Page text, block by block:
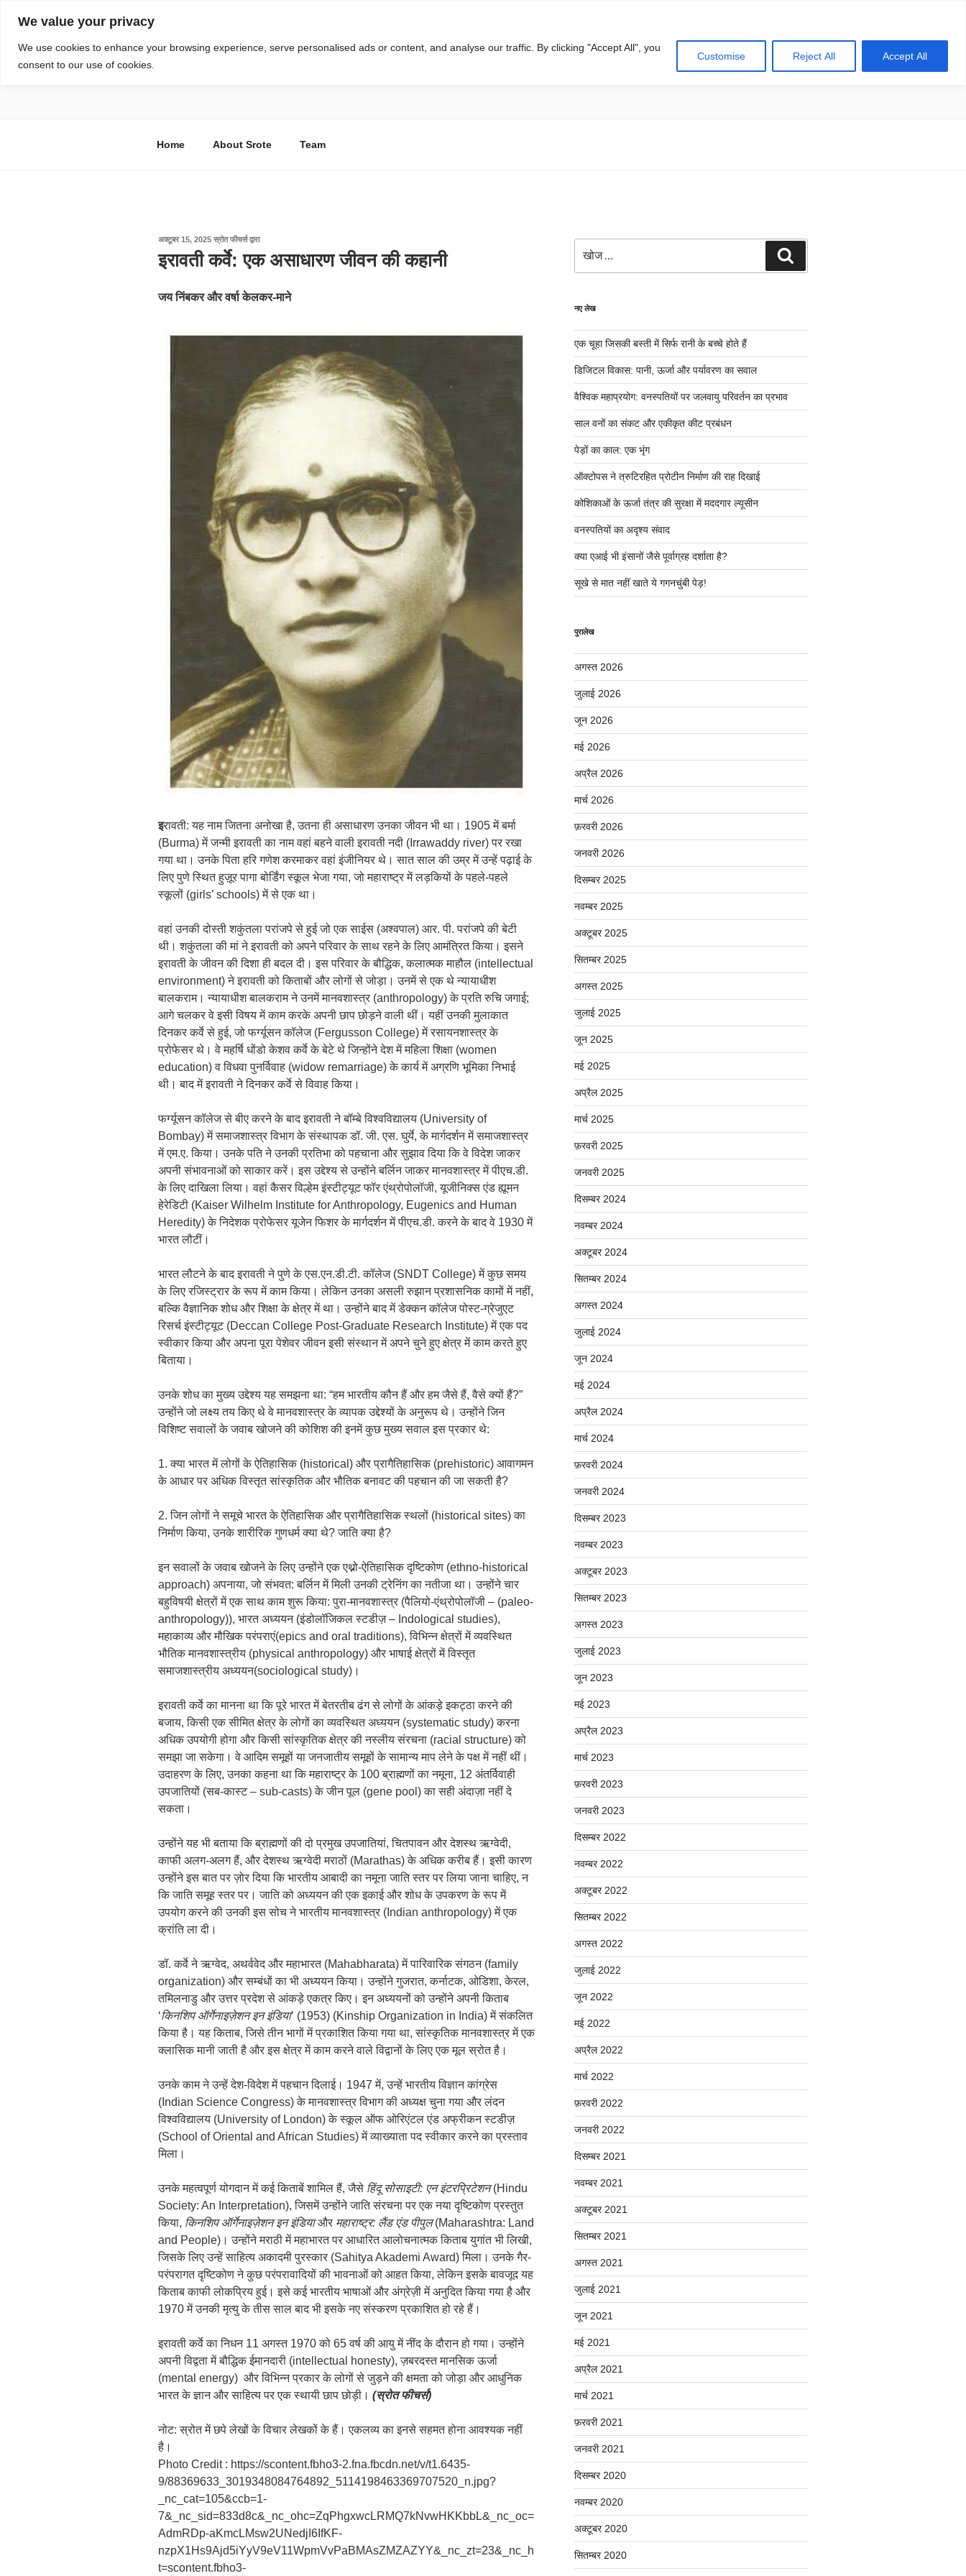
We value your privacy
We use cookies to enhance your browsing experience, serve personalised ads or content, and analyse our traffic. By clicking "Accept All", you
consent to our use of cookies.
Customise Reject All Accept All
स्रोत
Home About Srote Team
अक्टूबर 15, 2025 पर
प्रकाशित
किया
स्रोत फीचर्सद्वारा
इरावती कर्वे: एक असाधारण जीवन की कहानी
जय निंबकर और वर्षा केलकर-माने
इरावती: यह नाम जितना अनोखा है, उतना ही असाधारण उनका जीवन भी था। 1905 में बर्मा
(Burma) में जन्मी इरावती का नाम वहां बहने वाली इरावती नदी (Irrawaddy river) पर रखा
गया था। उनके पिता हरि गणेश करमाकर वहां इंजीनियर थे। सात साल की उम्र में उन्हें पढ़ाई के
लिए पुणे स्थित हुज़ूर पागा बोर्डिंग स्कूल भेजा गया, जो महाराष्ट्र में लड़कियों के पहले-पहले
स्कूलों (girls’ schools) में से एक था।
वहां उनकी दोस्ती शकुंतला परांजपे से हुई जो एक साईस (अश्वपाल) आर. पी. परांजपे की बेटी
थी। शकुंतला की मां ने इरावती को अपने परिवार के साथ रहने के लिए आमंत्रित किया। इसने
इरावती के जीवन की दिशा ही बदल दी। इस परिवार के बौद्धिक, कलात्मक माहौल (intellectual
environment) ने इरावती को किताबों और लोगों से जोड़ा। उनमें से एक थे न्यायाधीश
बालकराम। न्यायाधीश बालकराम ने उनमें मानवशास्त्र (anthropology) के प्रति रुचि जगाई;
आगे चलकर वे इसी विषय में काम करके अपनी छाप छोड़ने वाली थीं। यहीं उनकी मुलाकात
दिनकर कर्वे से हुई, जो फर्ग्यूसन कॉलेज (Fergusson College) में रसायनशास्त्र के
प्रोफेसर थे। वे महर्षि धोंडो केशव कर्वे के बेटे थे जिन्होंने देश में महिला शिक्षा (women
education) व विधवा पुनर्विवाह (widow remarriage) के कार्य में अग्रणि भूमिका निभाई
थी। बाद में इरावती ने दिनकर कर्वे से विवाह किया।
फर्ग्यूसन कॉलेज से बीए करने के बाद इरावती ने बॉम्बे विश्वविद्यालय (University of
Bombay) में समाजशास्त्र विभाग के संस्थापक डॉ. जी. एस. घुर्ये, के मार्गदर्शन में समाजशास्त्र
में एम.ए. किया। उनके पति ने उनकी प्रतिभा को पहचाना और सुझाव दिया कि वे विदेश जाकर
अपनी संभावनाओं को साकार करें। इस उद्देश्य से उन्होंने बर्लिन जाकर मानवशास्त्र में पीएच.डी.
के लिए दाखिला लिया। वहां कैसर विल्हेम इंस्टीट्यूट फॉर एंथ्रोपोलॉजी, यूजीनिक्स एंड ह्यूमन
हेरेडिटी (Kaiser Wilhelm Institute for Anthropology, Eugenics and Human
Heredity) के निदेशक प्रोफेसर यूजेन फिशर के मार्गदर्शन में पीएच.डी. करने के बाद वे 1930 में
भारत लौटीं।
भारत लौटने के बाद इरावती ने पुणे के एस.एन.डी.टी. कॉलेज (SNDT College) में कुछ समय
के लिए रजिस्ट्रार के रूप में काम किया। लेकिन उनका असली रुझान प्रशासनिक कामों में नहीं,
बल्कि वैज्ञानिक शोध और शिक्षा के क्षेत्र में था। उन्होंने बाद में डेक्कन कॉलेज पोस्ट-ग्रेजुएट
रिसर्च इंस्टीट्यूट (Deccan College Post-Graduate Research Institute) में एक पद
स्वीकार किया और अपना पूरा पेशेवर जीवन इसी संस्थान में अपने चुने हुए क्षेत्र में काम करते हुए
बिताया।
उनके शोध का मुख्य उद्देश्य यह समझना था: “हम भारतीय कौन हैं और हम जैसे हैं, वैसे क्यों हैं?”
उन्होंने जो लक्ष्य तय किए थे वे मानवशास्त्र के व्यापक उद्देश्यों के अनुरूप थे। उन्होंने जिन
विशिष्ट सवालों के जवाब खोजने की कोशिश की इनमें कुछ मुख्य सवाल इस प्रकार थे:
1. क्या भारत में लोगों के ऐतिहासिक (historical) और प्रागैतिहासिक (prehistoric) आवागमन
के आधार पर अधिक विस्तृत सांस्कृतिक और भौतिक बनावट की पहचान की जा सकती है?
2. जिन लोगों ने समूचे भारत के ऐतिहासिक और प्रागैतिहासिक स्थलों (historical sites) का
निर्माण किया, उनके शारीरिक गुणधर्म क्या थे? जाति क्या है?
इन सवालों के जवाब खोजने के लिए उन्होंने एक एथ्नो-ऐतिहासिक दृष्टिकोण (ethno-historical
approach) अपनाया, जो संभवत: बर्लिन में मिली उनकी ट्रेनिंग का नतीजा था। उन्होंने चार
बहुविषयी क्षेत्रों में एक साथ काम शुरू किया: पुरा-मानवशास्त्र (पैलियो-एंथ्रोपोलॉजी – (paleo-
anthropology)), भारत अध्ययन (इंडोलॉजिकल स्टडीज़ – Indological studies),
महाकाव्य और मौखिक परंपराएं(epics and oral traditions), विभिन्न क्षेत्रों में व्यवस्थित
भौतिक मानवशास्त्रीय (physical anthropology) और भाषाई क्षेत्रों में विस्तृत
समाजशास्त्रीय अध्ययन(sociological study)।
इरावती कर्वे का मानना था कि पूरे भारत में बेतरतीब ढंग से लोगों के आंकड़े इकट्ठा करने की
बजाय, किसी एक सीमित क्षेत्र के लोगों का व्यवस्थित अध्ययन (systematic study) करना
अधिक उपयोगी होगा और किसी सांस्कृतिक क्षेत्र की नस्लीय संरचना (racial structure) को
समझा जा सकेगा। वे आदिम समूहों या जनजातीय समूहों के सामान्य माप लेने के पक्ष में नहीं थीं।
उदाहरण के लिए, उनका कहना था कि महाराष्ट्र के 100 ब्राह्मणों का नमूना, 12 अंतर्विवाही
उपजातियों (सब-कास्ट – sub-casts) के जीन पूल (gene pool) का सही अंदाज़ा नहीं दे
सकता।
उन्होंने यह भी बताया कि ब्राह्मणों की दो प्रमुख उपजातियां, चितपावन और देशस्थ ऋग्वेदी,
काफी अलग-अलग हैं, और देशस्थ ऋग्वेदी मराठों (Marathas) के अधिक करीब हैं। इसी कारण
उन्होंने इस बात पर ज़ोर दिया कि भारतीय आबादी का नमूना जाति स्तर पर लिया जाना चाहिए, न
कि जाति समूह स्तर पर। जाति को अध्ययन की एक इकाई और शोध के उपकरण के रूप में
उपयोग करने की उनकी इस सोच ने भारतीय मानवशास्त्र (Indian anthropology) में एक
क्रांति ला दी।
डॉ. कर्वे ने ऋग्वेद, अथर्ववेद और महाभारत (Mahabharata) में पारिवारिक संगठन (family
organization) और सम्बंधों का भी अध्ययन किया। उन्होंने गुजरात, कर्नाटक, ओडिशा, केरल,
तमिलनाडु और उत्तर प्रदेश से आंकड़े एकत्र किए। इन अध्ययनों को उन्होंने अपनी किताब
‘किनशिप ऑर्गेनाइज़ेशन इन इंडिया’ (1953) (Kinship Organization in India) में संकलित
किया है। यह किताब, जिसे तीन भागों में प्रकाशित किया गया था, सांस्कृतिक मानवशास्त्र में एक
क्लासिक मानी जाती है और इस क्षेत्र में काम करने वाले विद्वानों के लिए एक मूल स्रोत है।
उनके काम ने उन्हें देश-विदेश में पहचान दिलाई। 1947 में, उन्हें भारतीय विज्ञान कांग्रेस
(Indian Science Congress) के मानवशास्त्र विभाग की अध्यक्ष चुना गया और लंदन
विश्वविद्यालय (University of London) के स्कूल ऑफ ओरिएंटल एंड अफ्रीकन स्टडीज़
(School of Oriental and African Studies) में व्याख्याता पद स्वीकार करने का प्रस्ताव
मिला।
उनके महत्वपूर्ण योगदान में कई किताबें शामिल हैं, जैसे हिंदू सोसाइटी: एन इंटरप्रिटेशन(Hindu
Society: An Interpretation), जिसमें उन्होंने जाति संरचना पर एक नया दृष्टिकोण प्रस्तुत
किया, किनशिप ऑर्गेनाइज़ेशन इन इंडियाऔर महाराष्ट्र: लैंड एंड पीपुल(Maharashtra: Land
and People)। उन्होंने मराठी में महाभारत पर आधारित आलोचनात्मक किताब युगांत भी लिखी,
जिसके लिए उन्हें साहित्य अकादमी पुरस्कार (Sahitya Akademi Award) मिला। उनके गैर-
परंपरागत दृष्टिकोण ने कुछ परंपरावादियों की भावनाओं को आहत किया, लेकिन इसके बावजूद यह
किताब काफी लोकप्रिय हुई। इसे कई भारतीय भाषाओं और अंग्रेज़ी में अनुदित किया गया है और
1970 में उनकी मृत्यु के तीस साल बाद भी इसके नए संस्करण प्रकाशित हो रहे हैं।
इरावती कर्वे का निधन 11 अगस्त 1970 को 65 वर्ष की आयु में नींद के दौरान हो गया। उन्होंने
अपनी विद्वता में बौद्धिक ईमानदारी (intellectual honesty), ज़बरदस्त मानसिक ऊर्जा
(mental energy) और विभिन्न प्रकार के लोगों से जुड़ने की क्षमता को जोड़ा और आधुनिक
भारत के ज्ञान और साहित्य पर एक स्थायी छाप छोड़ी। (स्रोत फीचर्स)
नोट: स्रोत में छपे लेखों के विचार लेखकों के हैं। एकलव्य का इनसे सहमत होना आवश्यक नहीं
है।
Photo Credit : https://scontent.fbho3-2.fna.fbcdn.net/v/t1.6435-
9/88369633_3019348084764892_5114198463369707520_n.jpg?
_nc_cat=105&ccb=1-
7&_nc_sid=833d8c&_nc_ohc=ZqPhgxwcLRMQ7kNvwHKKbbL&_nc_oc=
AdmRDp-aKmcLMsw2UNedjI6IfKF-
nzpX1Hs9Ajd5iYyV9eV11WpmVvPaBMAsZMZAZYY&_nc_zt=23&_nc_h
t=scontent.fbho3-
नए लेख
एक चूहा जिसकी बस्ती में सिर्फ रानी के बच्चे होते हैं
डिजिटल विकास: पानी, ऊर्जा और पर्यावरण का सवाल
वैश्विक महाप्रयोग: वनस्पतियों पर जलवायु परिवर्तन का प्रभाव
साल वनों का संकट और एकीकृत कीट प्रबंधन
पेड़ों का काल: एक भृंग
ऑक्टोपस ने त्रुटिरहित प्रोटीन निर्माण की राह दिखाई
कोशिकाओं के ऊर्जा तंत्र की सुरक्षा में मददगार ल्यूसीन
वनस्पतियों का अदृश्य संवाद
क्या एआई भी इंसानों जैसे पूर्वाग्रह दर्शाता है?
सूखे से मात नहीं खाते ये गगनचुंबी पेड़!
पुरालेख
अगस्त 2026
जुलाई 2026
जून 2026
मई 2026
अप्रैल 2026
मार्च 2026
फ़रवरी 2026
जनवरी 2026
दिसम्बर 2025
नवम्बर 2025
अक्टूबर 2025
सितम्बर 2025
अगस्त 2025
जुलाई 2025
जून 2025
मई 2025
अप्रैल 2025
मार्च 2025
फ़रवरी 2025
जनवरी 2025
दिसम्बर 2024
नवम्बर 2024
अक्टूबर 2024
सितम्बर 2024
अगस्त 2024
जुलाई 2024
जून 2024
मई 2024
अप्रैल 2024
मार्च 2024
फ़रवरी 2024
जनवरी 2024
दिसम्बर 2023
नवम्बर 2023
अक्टूबर 2023
सितम्बर 2023
अगस्त 2023
जुलाई 2023
जून 2023
मई 2023
अप्रैल 2023
मार्च 2023
फ़रवरी 2023
जनवरी 2023
दिसम्बर 2022
नवम्बर 2022
अक्टूबर 2022
सितम्बर 2022
अगस्त 2022
जुलाई 2022
जून 2022
मई 2022
अप्रैल 2022
मार्च 2022
फ़रवरी 2022
जनवरी 2022
दिसम्बर 2021
नवम्बर 2021
अक्टूबर 2021
सितम्बर 2021
अगस्त 2021
जुलाई 2021
जून 2021
मई 2021
अप्रैल 2021
मार्च 2021
फ़रवरी 2021
जनवरी 2021
दिसम्बर 2020
नवम्बर 2020
अक्टूबर 2020
सितम्बर 2020